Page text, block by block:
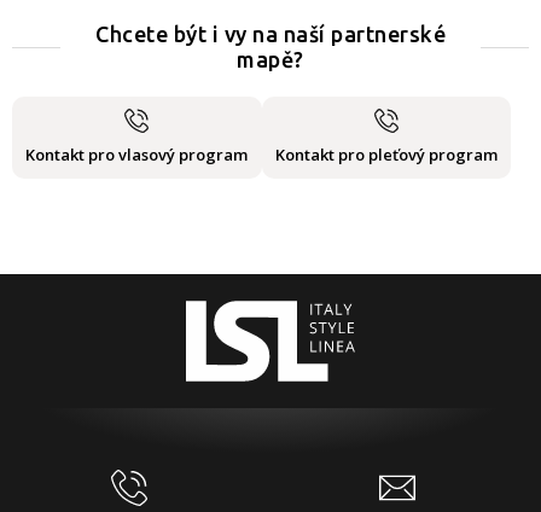
Chcete být i vy na naší partnerské
mapě?
Kontakt pro vlasový program Kontakt pro pleťový program